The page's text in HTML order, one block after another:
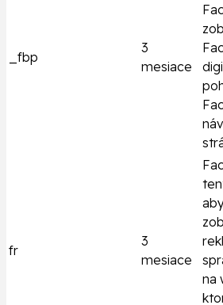
_fbp
3
mesiace
fr
3
mesiace
na